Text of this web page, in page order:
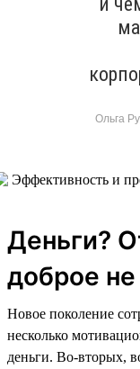
Ольга
Деньги?
доброе
Новое поколение
несколько
деньги. Во-вторых,